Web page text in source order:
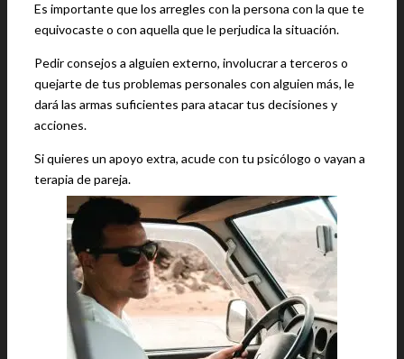
Es importante que los arregles con la persona con la que te
equivocaste o con aquella que le perjudica la situación.
Pedir consejos a alguien externo, involucrar a terceros o
quejarte de tus problemas personales con alguien más, le
dará las armas suficientes para atacar tus decisiones y
acciones.
Si quieres un apoyo extra, acude con tu psicólogo o vayan a
terapia de pareja.